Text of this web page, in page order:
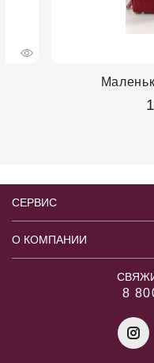
СЕРВИС
О КОМПАНИИ
8